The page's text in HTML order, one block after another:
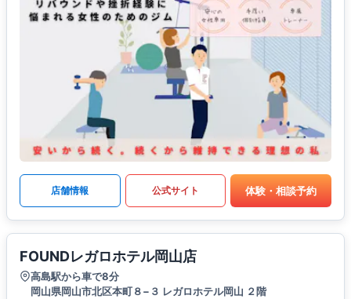
店舗情報 公式サイト 体験・相談予約
FOUNDレガロホテル岡山店
高島駅から車で8分
岡山県岡山市北区本町８−３ レガロホテル岡山 ２階